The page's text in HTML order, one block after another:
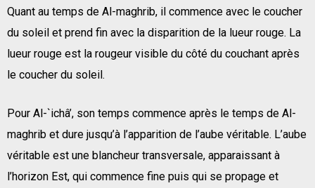
Quant au temps de Al-maghrib, il commence avec le coucher
du soleil et prend fin avec la disparition de la lueur rouge. La
lueur rouge est la rougeur visible du côté du couchant après
le coucher du soleil.
Pour Al-`ichâ’, son temps commence après le temps de Al-
maghrib et dure jusqu’à l’apparition de l’aube véritable. L’aube
véritable est une blancheur transversale, apparaissant à
l’horizon Est, qui commence fine puis qui se propage et